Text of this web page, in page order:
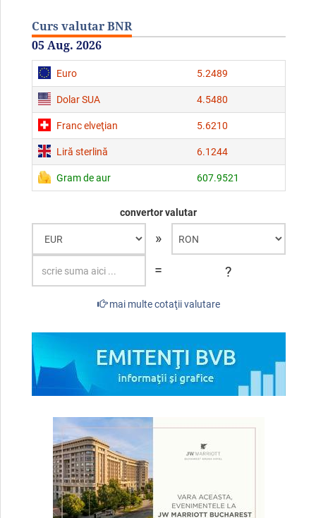
Curs valutar BNR
05 Aug. 2026
Euro 5.2489
Dolar SUA 4.5480
Franc elveţian 5.6210
Liră sterlină 6.1244
Gram de aur 607.9521
convertor valutar
»
=
?
mai multe cotaţii valutare